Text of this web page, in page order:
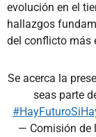
evolución en el
hallazgos
del conflicto más
Se acerca la
seas parte
— Comisión de